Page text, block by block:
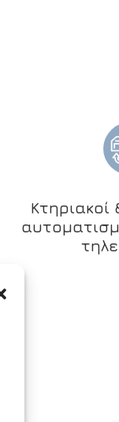
Κτηριακοί